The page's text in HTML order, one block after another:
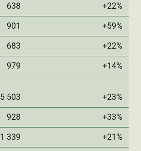
638 +22%
901 +59%
683 +22%
979 +14%
5 503 +23%
928 +33%
1 339 +21%